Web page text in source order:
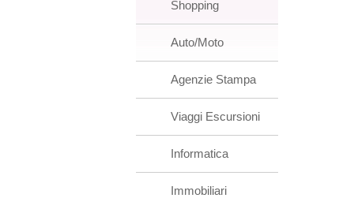
Shopping
Auto/Moto
Agenzie Stampa
Viaggi Escursioni
Informatica
Immobiliari